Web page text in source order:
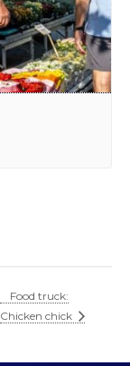
Food truck:
Chicken chick